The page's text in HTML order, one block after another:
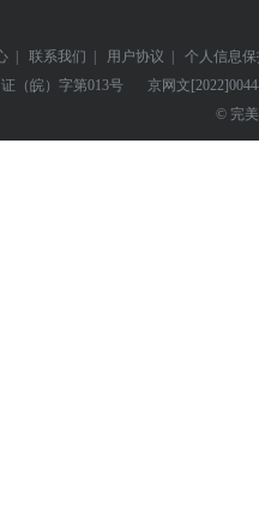
| 联系我们 | 用户协议 |
个人信息
证（皖）字第013号
京网文
© 完美